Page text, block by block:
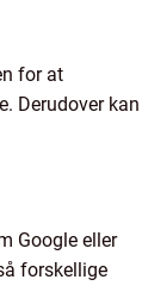
for at
Derudover kan
Google eller
forskellige